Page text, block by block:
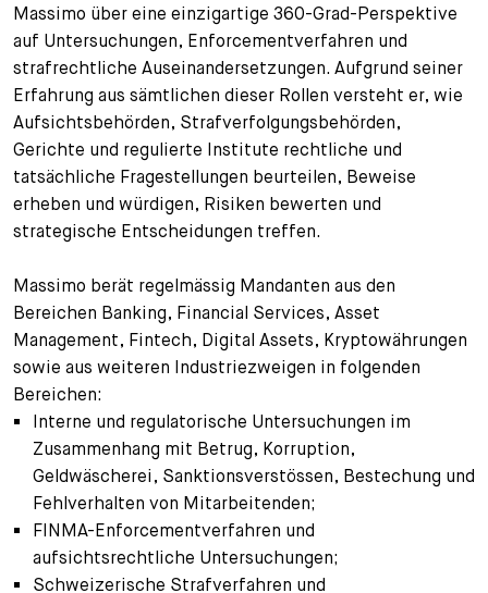
Massimo über eine einzigartige 360-Grad-Perspektive
auf Untersuchungen, Enforcementverfahren und
strafrechtliche Auseinandersetzungen. Aufgrund seiner
Erfahrung aus sämtlichen dieser Rollen versteht er, wie
Aufsichtsbehörden, Strafverfolgungsbehörden,
Gerichte und regulierte Institute rechtliche und
tatsächliche Fragestellungen beurteilen, Beweise
erheben und würdigen, Risiken bewerten und
strategische Entscheidungen treffen.
Massimo berät regelmässig Mandanten aus den
Bereichen Banking, Financial Services, Asset
Management, Fintech, Digital Assets, Kryptowährungen
sowie aus weiteren Industriezweigen in folgenden
Bereichen:
Interne und regulatorische Untersuchungen im
Zusammenhang mit Betrug, Korruption,
Geldwäscherei, Sanktionsverstössen, Bestechung und
Fehlverhalten von Mitarbeitenden;
FINMA-Enforcementverfahren und
aufsichtsrechtliche Untersuchungen;
Schweizerische Strafverfahren und